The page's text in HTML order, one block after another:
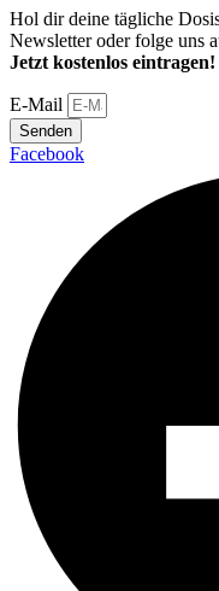
Hol dir deine tägliche
Newsletter oder folge uns
Jetzt kostenlos eintragen!
E-Mail
Senden
Facebook